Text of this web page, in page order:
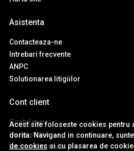
Acest site foloseste cookies pentru
dorita. Navigand in continuare,
de cookiessi cu plasarea de
Asistenta
Contacteaza-ne
Intrebari frecvente
ANPC
Solutionarea litigiilor
Cont client
Contul meu
Inregistrare
Istoric comenzi